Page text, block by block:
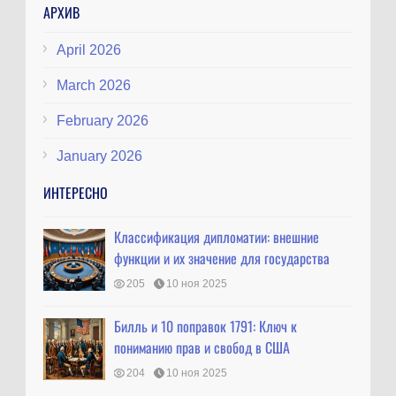
АРХИВ
April 2026
March 2026
February 2026
January 2026
ИНТЕРЕСНО
Классификация дипломатии: внешние
функции и их значение для государства
205 10 ноя 2025
Билль и 10 поправок 1791: Ключ к
пониманию прав и свобод в США
204 10 ноя 2025